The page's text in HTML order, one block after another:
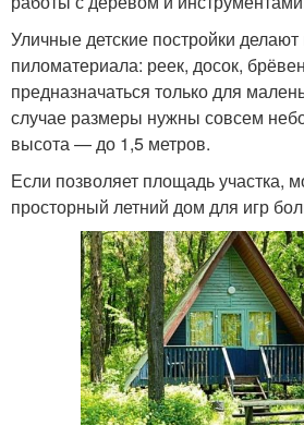
Уличные детские постройки
пиломатериала: реек, досок,
предназначаться только для
случае размеры нужны совсем
высота — до 1,5 метров.
Если позволяет площадь участка,
просторный летний дом для игр